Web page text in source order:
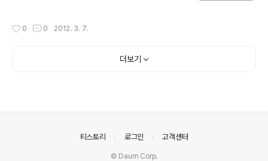
0 0 2012. 3. 7.
더보기
티스토리 로그인 고객센터
© Daum Corp.